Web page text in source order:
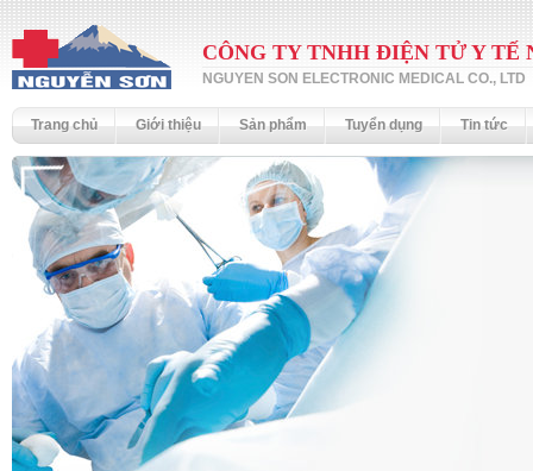
CÔNG TY TNHH ĐIỆN TỬ Y TẾ
NGUYEN SON ELECTRONIC MEDICAL CO., LTD
Trang chủ Giới thiệu Sản phẩm Tuyển dụng Tin tức